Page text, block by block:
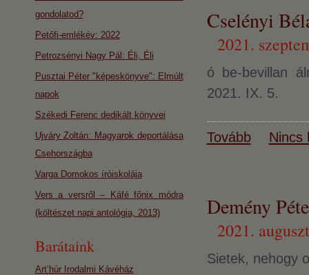
Cselényi
2021.
ó be-bevillan
2021. IX. 5.
Tovább Nincs
Demény
2021.
Sietek, nehogy
gondolatod?
Petőfi-emlékév: 2022
Petrozsényi Nagy Pál: Éli, Éli
Pusztai Péter "képeskönyve": Elmúlt
napok
Székedi Ferenc dedikált könyvei
Ujváry Zoltán: Magyarok deportálása
Csehországba
Varga Domokos íróiskolája
Vers a versről – Káfé főnix módra
(költészet napi antológia, 2013)
Barátaink
Art’húr Irodalmi Kávéház